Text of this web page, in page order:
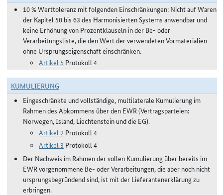
10 % Werttoleranz mit folgenden Einschränkungen: Nicht auf Waren
der Kapitel 50 bis 63 des Harmonisierten Systems anwendbar und
keine Erhöhung von Prozentklauseln in der Be- oder
Verarbeitungsliste, die den Wert der verwendeten Vormaterialien
ohne Ursprungseigenschaft einschränken.
Artikel 5 Protokoll 4
KUMULIERUNG
Eingeschränkte und vollständige, multilaterale Kumulierung im
Rahmen des Abkommens über den EWR (Vertragsparteien:
Norwegen, Island, Liechtenstein und die EG).
Artikel 2 Protokoll 4
Artikel 3 Protokoll 4
Der Nachweis im Rahmen der vollen Kumulierung über bereits im
EWR vorgenommene Be- oder Verarbeitungen, die aber noch nicht
ursprungsbegründend sind, ist mit der Lieferantenerklärung zu
erbringen.